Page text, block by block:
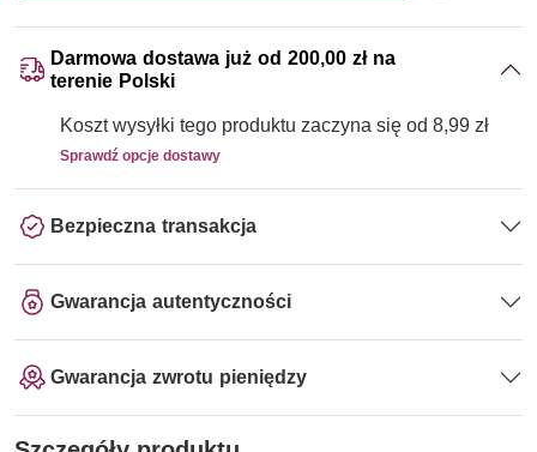
Darmowa dostawa już od 200,00 zł na
terenie Polski
Koszt wysyłki tego produktu zaczyna się od 8,99 zł
Sprawdź opcje dostawy
Bezpieczna transakcja
Gwarancja autentyczności
Gwarancja zwrotu pieniędzy